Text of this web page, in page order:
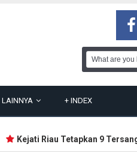
LAINNYA + INDEX
Kejati Riau Tetapkan 9